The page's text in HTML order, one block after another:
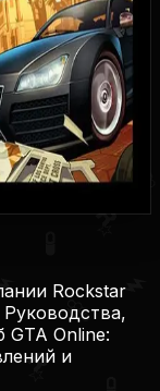
Rockstar
Online:
и